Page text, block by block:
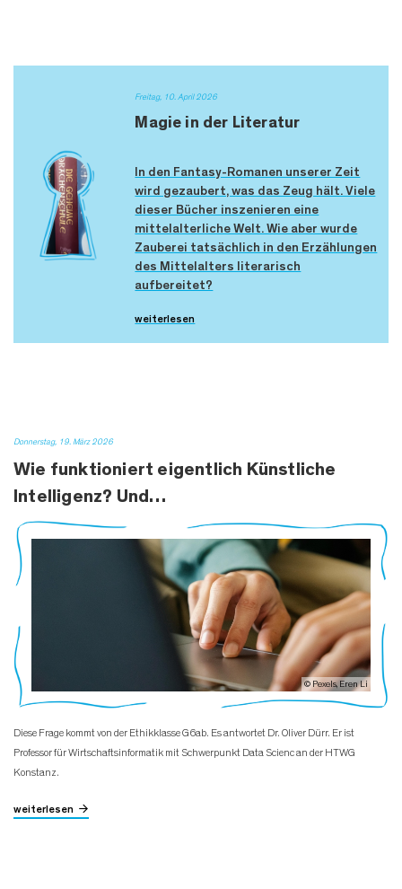
Freitag, 10. April 2026
Magie in der Literatur
In den Fantasy-Romanen unserer Zeit
wird gezaubert, was das Zeug hält. Viele
dieser Bücher inszenieren eine
mittelalterliche Welt. Wie aber wurde
Zauberei tatsächlich in den Erzählungen
des Mittelalters literarisch
aufbereitet?
weiterlesen
Donnerstag, 19. März 2026
Wie funktioniert eigentlich Künstliche
Intelligenz? Und…
© Pexels, Eren Li
Diese Frage kommt von der Ethikklasse G6ab. Es antwortet Dr. Oliver Dürr. Er ist
Professor für Wirtschaftsinformatik mit Schwerpunkt Data Scienc an der HTWG
Konstanz.
weiterlesen